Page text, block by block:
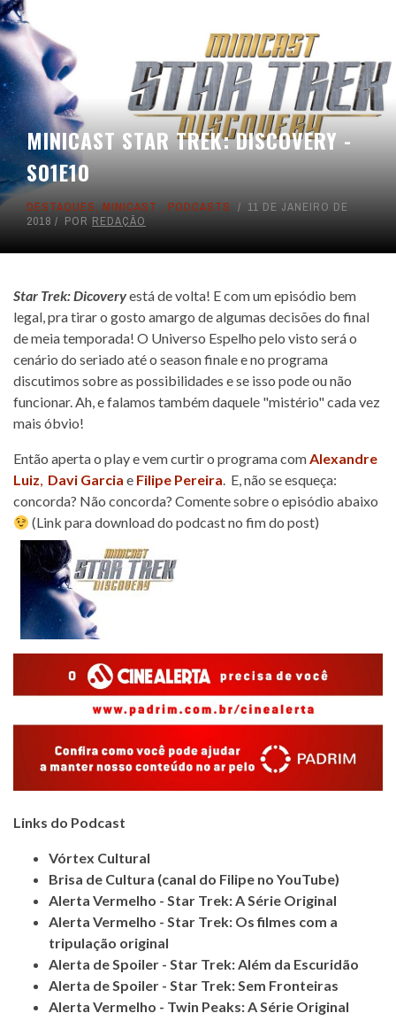
MINICAST STAR TREK: DISCOVERY -
S01E10
DESTAQUES, MINICAST , PODCASTS
11 DE JANEIRO DE
2018
POR REDAÇÃO
Star Trek: Dicoveryestá de volta! E com um episódio bem
legal, pra tirar o gosto amargo de algumas decisões do final
de meia temporada! O Universo Espelho pelo visto será o
cenário do seriado até o season finale e no programa
discutimos sobre as possibilidades e se isso pode ou não
funcionar. Ah, e falamos também daquele "mistério" cada vez
mais óbvio!
Então aperta o play e vem curtir o programa comAlexandre
Luiz, Davi Garcia e Filipe Pereira. E, não se esqueça:
concorda? Não concorda? Comente sobre o episódio abaixo
(Link para download do podcast no fim do post)
Links do Podcast
Vórtex Cultural
Brisa de Cultura (canal do Filipe no YouTube)
Alerta Vermelho - Star Trek: A Série Original
Alerta Vermelho - Star Trek: Os filmes com a
tripulação original
Alerta de Spoiler - Star Trek: Além da Escuridão
Alerta de Spoiler - Star Trek: Sem Fronteiras
Alerta Vermelho - Twin Peaks: A Série Original